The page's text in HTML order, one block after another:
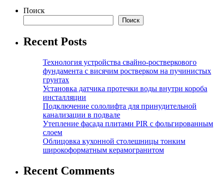
Поиск
Поиск
Recent Posts
Технология устройства свайно-ростверкового
фундамента с висячим ростверком на пучинистых
грунтах
Установка датчика протечки воды внутри короба
инсталляции
Подключение сололифта для принудительной
канализации в подвале
Утепление фасада плитами PIR с фольгированным
слоем
Облицовка кухонной столешницы тонким
широкоформатным керамогранитом
Recent Comments